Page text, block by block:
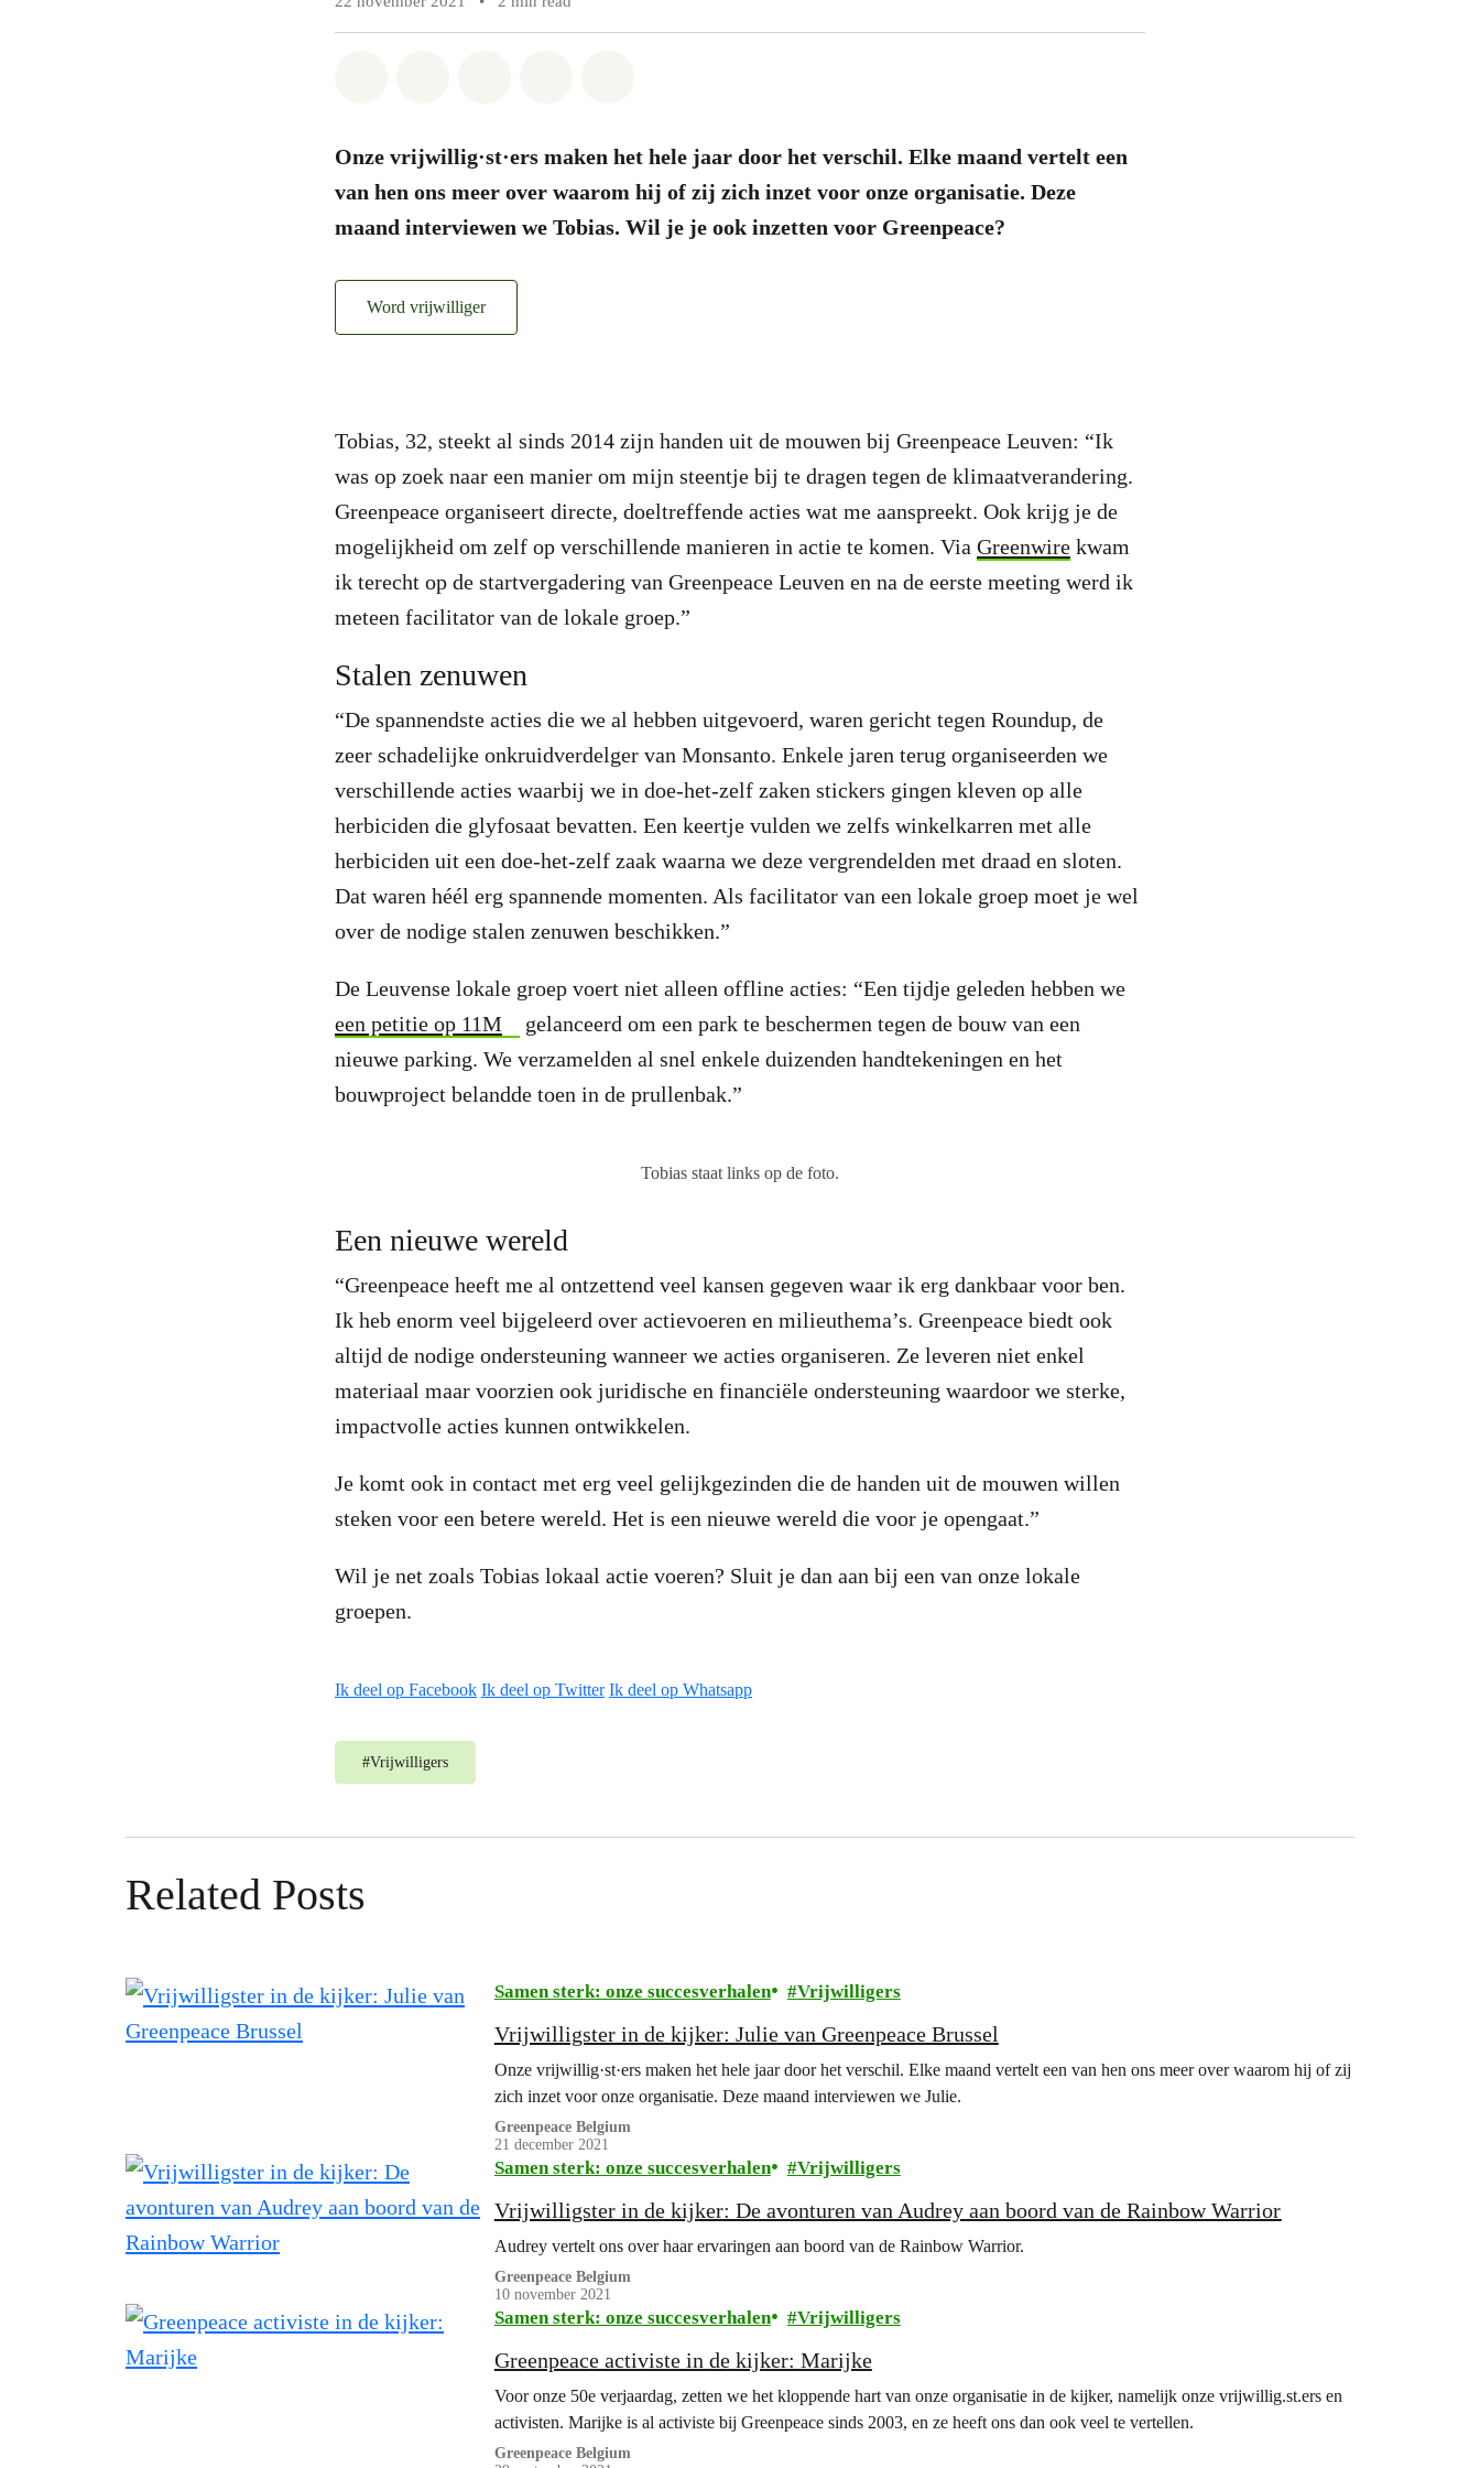
Onze vrijwillig·st·ers maken het hele jaar door het verschil. Elke maand vertelt een
van hen ons meer over waarom hij of zij zich inzet voor onze organisatie. Deze
maand interviewen we Tobias. Wil je je ook inzetten voor Greenpeace?
Word vrijwilliger
Tobias, 32, steekt al sinds 2014 zijn handen uit de mouwen bij Greenpeace Leuven: “Ik
was op zoek naar een manier om mijn steentje bij te dragen tegen de klimaatverandering.
Greenpeace organiseert directe, doeltreffende acties wat me aanspreekt. Ook krijg je de
mogelijkheid om zelf op verschillende manieren in actie te komen. Via Greenwire kwam
ik terecht op de startvergadering van Greenpeace Leuven en na de eerste meeting werd ik
meteen facilitator van de lokale groep.”
Stalen zenuwen
“De spannendste acties die we al hebben uitgevoerd, waren gericht tegen Roundup, de
zeer schadelijke onkruidverdelger van Monsanto. Enkele jaren terug organiseerden we
verschillende acties waarbij we in doe-het-zelf zaken stickers gingen kleven op alle
herbiciden die glyfosaat bevatten. Een keertje vulden we zelfs winkelkarren met alle
herbiciden uit een doe-het-zelf zaak waarna we deze vergrendelden met draad en sloten.
Dat waren héél erg spannende momenten. Als facilitator van een lokale groep moet je wel
over de nodige stalen zenuwen beschikken.”
De Leuvense lokale groep voert niet alleen offline acties: “Een tijdje geleden hebben we
een petitie op 11M
gelanceerd om een park te beschermen tegen de bouw van een
nieuwe parking. We verzamelden al snel enkele duizenden handtekeningen en het
bouwproject belandde toen in de prullenbak.”
Tobias staat links op de foto.
Een nieuwe wereld
“Greenpeace heeft me al ontzettend veel kansen gegeven waar ik erg dankbaar voor ben.
Ik heb enorm veel bijgeleerd over actievoeren en milieuthema’s. Greenpeace biedt ook
altijd de nodige ondersteuning wanneer we acties organiseren. Ze leveren niet enkel
materiaal maar voorzien ook juridische en financiële ondersteuning waardoor we sterke,
impactvolle acties kunnen ontwikkelen.
Je komt ook in contact met erg veel gelijkgezinden die de handen uit de mouwen willen
steken voor een betere wereld. Het is een nieuwe wereld die voor je opengaat.”
Wil je net zoals Tobias lokaal actie voeren? Sluit je dan aan bij een van onze lokale
groepen.
Ik deel op Facebook Ik deel op Twitter Ik deel op Whatsapp
#Vrijwilligers
Related Posts
Samen sterk: onze succesverhalen Vrijwilligers
Vrijwilligster in de kijker: Julie van Greenpeace Brussel
Onze vrijwillig·st·ers maken het hele jaar door het verschil. Elke maand vertelt een van hen ons meer over waarom hij of zij
zich inzet voor onze organisatie. Deze maand interviewen we Julie.
Greenpeace Belgium
21 december 2021
Samen sterk: onze succesverhalen Vrijwilligers
Vrijwilligster in de kijker: De avonturen van Audrey aan boord van de Rainbow Warrior
Audrey vertelt ons over haar ervaringen aan boord van de Rainbow Warrior.
Greenpeace Belgium
10 november 2021
Samen sterk: onze succesverhalen Vrijwilligers
Greenpeace activiste in de kijker: Marijke
Voor onze 50e verjaardag, zetten we het kloppende hart van onze organisatie in de kijker, namelijk onze vrijwillig.st.ers en
activisten. Marijke is al activiste bij Greenpeace sinds 2003, en ze heeft ons dan ook veel te vertellen.
Greenpeace Belgium